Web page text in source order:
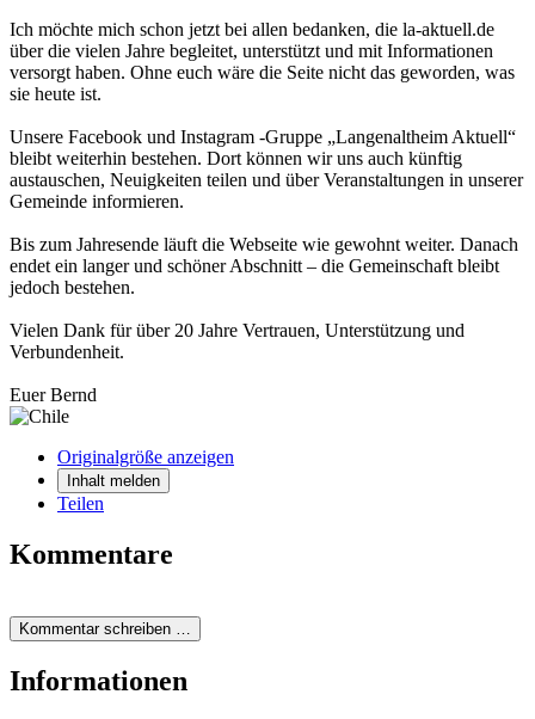
Ich möchte mich schon jetzt bei allen bedanken, die la-aktuell.de
über die vielen Jahre begleitet, unterstützt und mit Informationen
versorgt haben. Ohne euch wäre die Seite nicht das geworden, was
sie heute ist.
Unsere Facebook und Instagram -Gruppe „Langenaltheim Aktuell“
bleibt weiterhin bestehen. Dort können wir uns auch künftig
austauschen, Neuigkeiten teilen und über Veranstaltungen in unserer
Gemeinde informieren.
Bis zum Jahresende läuft die Webseite wie gewohnt weiter. Danach
endet ein langer und schöner Abschnitt – die Gemeinschaft bleibt
jedoch bestehen.
Vielen Dank für über 20 Jahre Vertrauen, Unterstützung und
Verbundenheit.
Euer Bernd
Originalgröße anzeigen
Inhalt melden
Teilen
Kommentare
Kommentar schreiben …
Informationen